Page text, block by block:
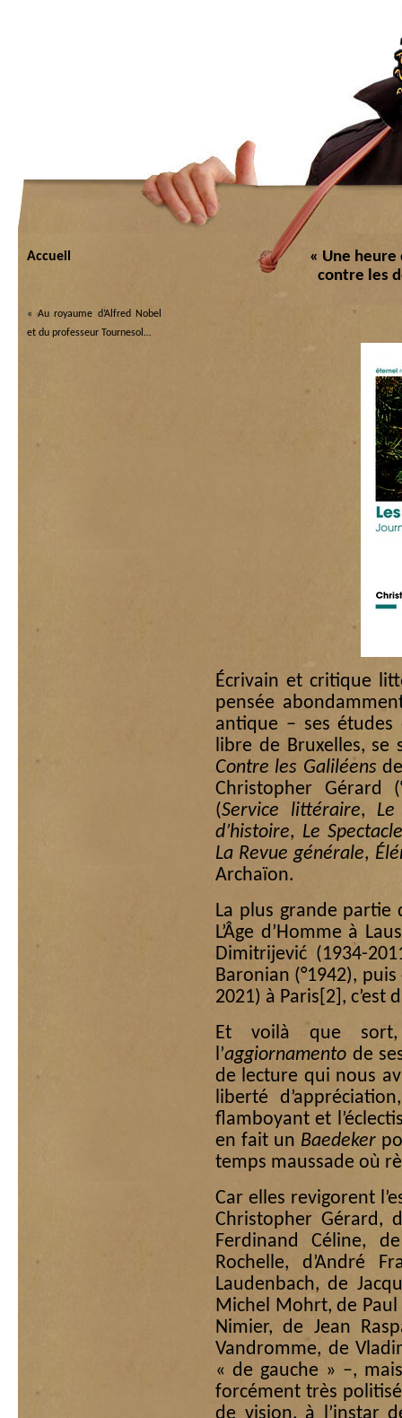
Accueil
« Une
contre les
«Au royaume d’Alfred Nobel
et du professeur Tournesol…
Écrivain et critique
pensée
antique – ses études
libre de Bruxelles,
Contre les Galiléensde
Christopher Gérard
(Service littéraire,
d’histoire, Le
La Revue générale,
Archaïon.
La plus grande
L’Âge d’Homme à
Dimitrijević (1934-
Baronian (°1942),
2021) à Paris [2] , c’est
Et voilà que
l’aggiornamento de
de lecture qui nous
liberté
flamboyant et
en fait un Baedeker
temps maussade où
Car elles revigorent
Christopher Gérard,
Ferdinand Céline,
Rochelle, d’André
Laudenbach, de
Michel Mohrt, de
Nimier, de Jean
Vandromme, de
« de gauche » –,
forcément très
de vision, à l’instar